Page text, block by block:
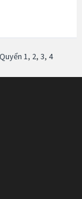
1, 2, 3, 4